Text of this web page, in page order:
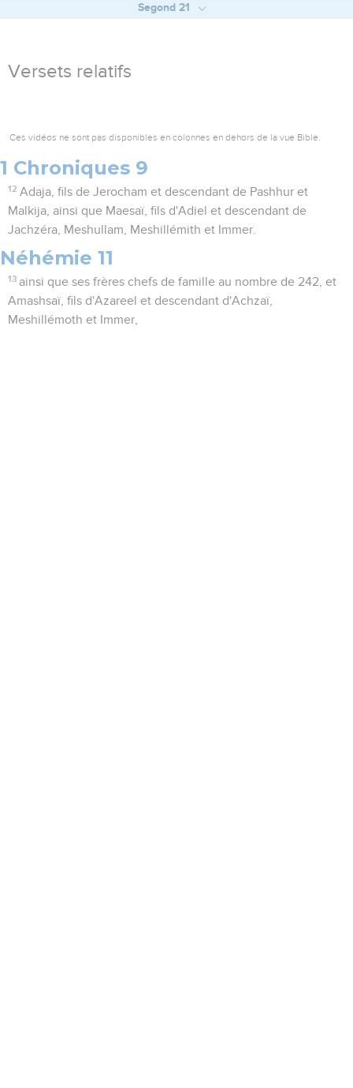
Segond 21
Versets relatifs
Ces vidéos ne sont pas disponibles en colonnes en dehors de la vue Bible.
1 Chroniques 9
12 Adaja, fils de Jerocham et descendant de Pashhur et
Malkija, ainsi que Maesaï, fils d'Adiel et descendant de
Jachzéra, Meshullam, Meshillémith et Immer.
Néhémie 11
13 ainsi que ses frères chefs de famille au nombre de 242, et
Amashsaï, fils d'Azareel et descendant d'Achzaï,
Meshillémoth et Immer,